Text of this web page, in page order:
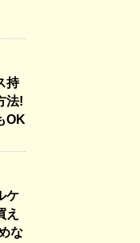
持
法!
OK
ケ
え
な